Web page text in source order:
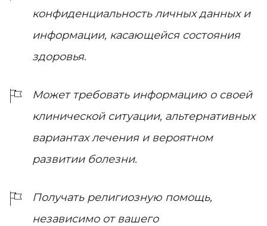
конфиденциальность личных данных и
информации, касающейся состояния
здоровья.
Может требовать информацию о своей
клинической ситуации, альтернативных
вариантах лечения и вероятном
развитии болезни.
Получать религиозную помощь,
независимо от вашего